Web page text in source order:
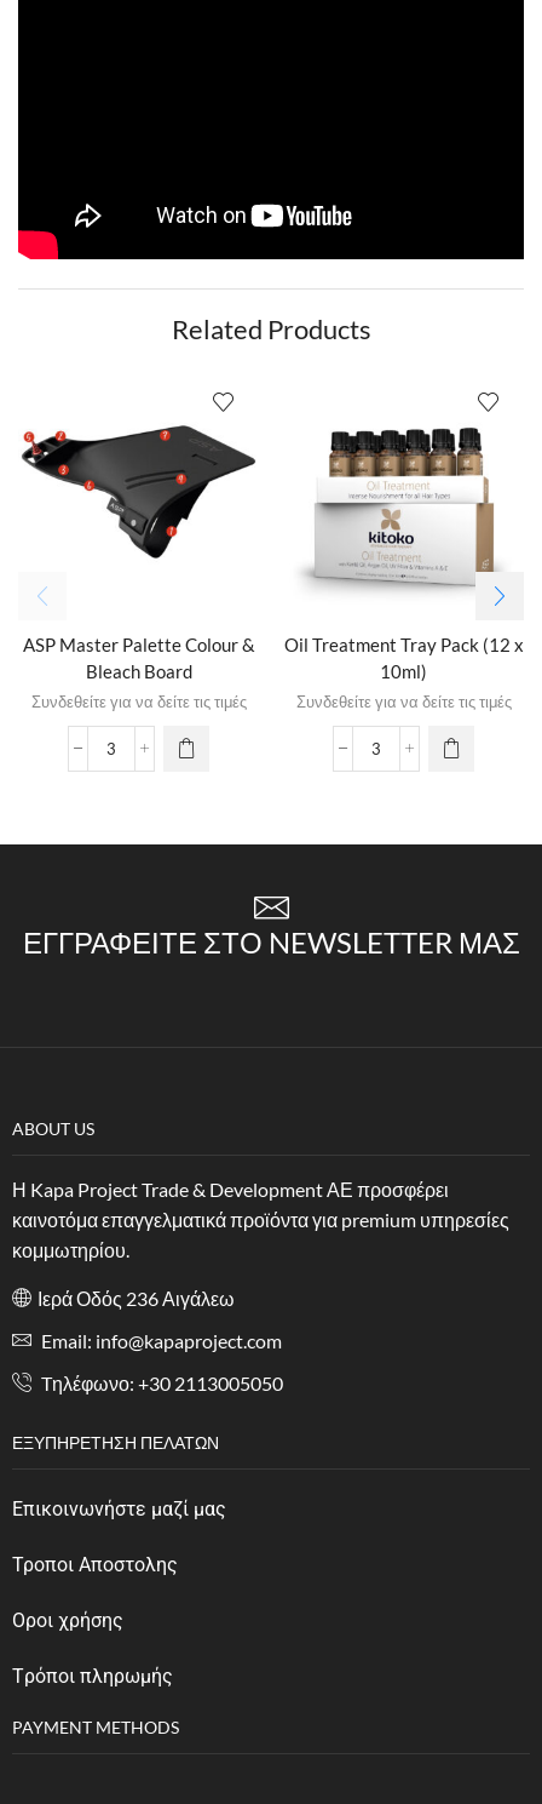
Related Products
ASP Master Palette Colour &
Bleach Board
Συνδεθείτε για να δείτε τις τιμές
Oil Treatment Tray Pack (12 x
10ml)
Συνδεθείτε για να δείτε τις τιμές
ΕΓΓΡΑΦΕΊΤΕ ΣΤΟ NEWSLETTER ΜΑΣ
ABOUT US
Η Kapa Project Trade & Development ΑΕ προσφέρει
καινοτόμα επαγγελματικά προϊόντα για premium υπηρεσίες
κομμωτηρίου.
Ιερά Οδός 236 Αιγάλεω
Email: info@kapaproject.com
Tηλέφωνο: +30 2113005050
ΕΞΥΠΗΡΈΤΗΣΗ ΠΕΛΑΤΏΝ
Επικοινωνήστε μαζί μας
Τροποι Αποστολης
Οροι χρήσης
Tρόποι πληρωμής
PAYMENT METHODS